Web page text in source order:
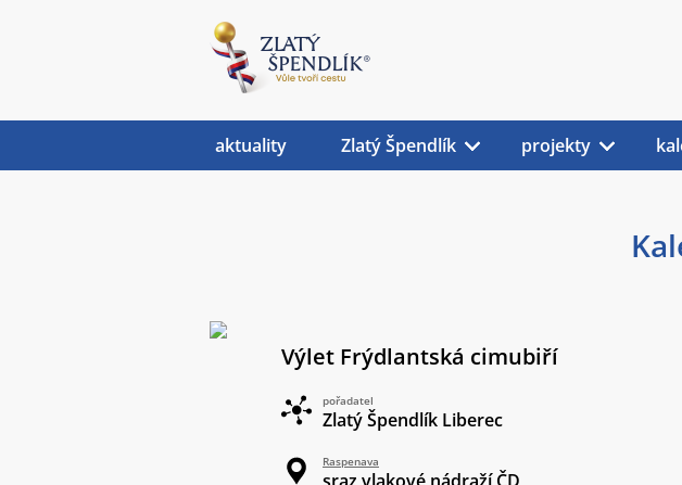
Výlet Frýdlantská cimubiří
pořadatel
Zlatý Špendlík Liberec
Raspenava
aktuality Zlatý Špendlík projekty